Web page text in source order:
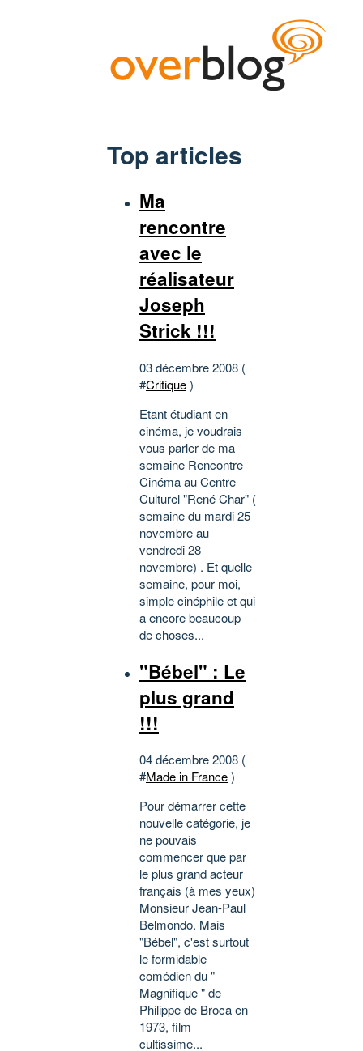
Top articles
Ma
rencontre
avec le
réalisateur
Joseph
Strick !!!
03 décembre 2008 (
#Critique)
Etant étudiant en
cinéma, je voudrais
vous parler de ma
semaine Rencontre
Cinéma au Centre
Culturel "René Char" (
semaine du mardi 25
novembre au
vendredi 28
novembre) . Et quelle
semaine, pour moi,
simple cinéphile et qui
a encore beaucoup
de choses...
"Bébel" : Le
plus grand
!!!
04 décembre 2008 (
#Made in France)
Pour démarrer cette
nouvelle catégorie, je
ne pouvais
commencer que par
le plus grand acteur
français (à mes yeux)
Monsieur Jean-Paul
Belmondo. Mais
"Bébel", c'est surtout
le formidable
comédien du "
Magnifique " de
Philippe de Broca en
1973, film
cultissime...